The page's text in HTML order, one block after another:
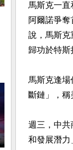
馬斯克一直
阿爾諾爭
說，馬斯克
歸功於特斯
馬斯克逢場
斷鏈」，稱
週三，中共
和發展潛力